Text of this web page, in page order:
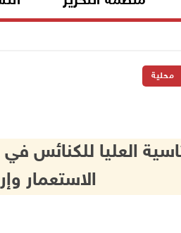
محلية
العليا للكنائس
الاستعمار